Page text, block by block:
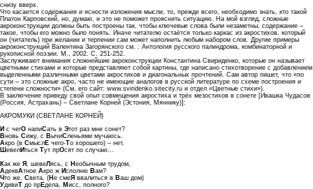
снизу вверх.
Что касается содержания и ясности изложения мысли, то, прежде всего, необходимо знать, кто такой
Платон Карповский, но, думаю, и это не поможет прояснить ситуацию. На мой взгляд, сложные
акроконструкции должны быть построены так, чтобы ключевые слова были незаметны, содержание –
такое, чтобы его можно было понять. Иначе читателю остаётся только каркас из акростихов, который
он (читатель) при желании и терпении сам может наполнить любым набором слов. Другие примеры
акроконструкций Валентина Загорянского см. : Антология русского палиндрома, комбинаторной и
рукописной поэзии. М., 2002. С. 251-252.
Заслуживают внимания сложнейшие акроконструкции Константина Свириденко, которые он называет
цветными стихами и которые представляют собой картины, где написано стихотворение с добавлением
выделенными различными цветами акростихов и диагональных прочтений. Сам автор пишет, что «по
сути – это сложные акро, часто не имеющие аналогов в русской литературе по схеме построения и
степени сложности» (См. его сайт: www.sviridenko.sitecity.ru и отдел «Цветные стихи»).
В заключение приведу свой опыт совмещения акростиха и трёх мезостихов в сонете [Ивашка Чудасов
(Россия, Астрахань) – Светлане Корней (Эстония, Мяннику)]:
АКРОМУКИ (СВЕТЛАНЕ КОРНЕЙ)
И с чегО напиСать в Этот раз мне сонет?
Вновь Сижу, с ВычиСленьями мучаюсь.
Акро (в Смысл Е чего-То хорошего) – нет.
ШевелИться Тут прОсят по случаю…
Как же Я , шевеЛясь, с Н еобычным трудом,
А деквАтное Акро ж Исполню Вам?
Что же, Света, ( Н е смеЯ ввалиться в Ваш дом)
УдивиТ до пр Едела, М исс, полного?